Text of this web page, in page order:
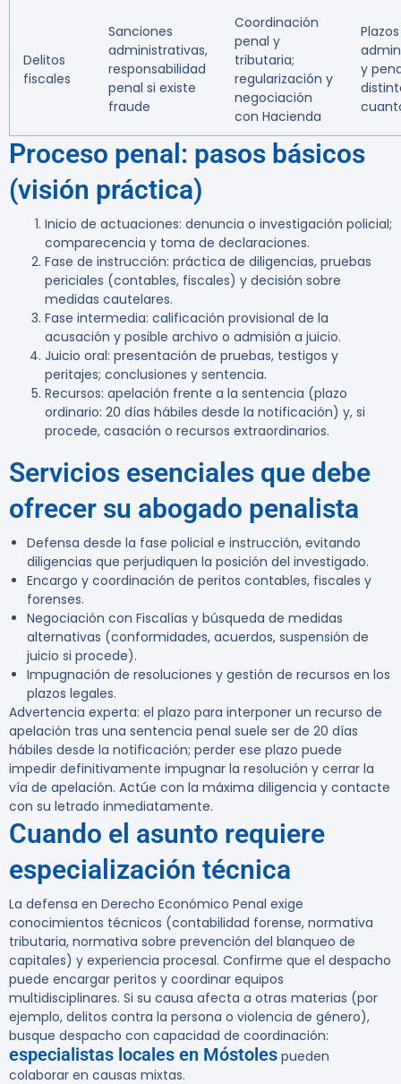
Delitos
fiscales
Sanciones
administrativas,
responsabilidad
penal si existe
fraude
Coordinación
penal y
tributaria;
regularización y
negociación
con Hacienda
Plazos
y
Proceso penal: pasos básicos
(visión práctica)
Inicio de actuaciones: denuncia o investigación policial;
comparecencia y toma de declaraciones.
Fase de instrucción: práctica de diligencias, pruebas
periciales (contables, fiscales) y decisión sobre
medidas cautelares.
Fase intermedia: calificación provisional de la
acusación y posible archivo o admisión a juicio.
Juicio oral: presentación de pruebas, testigos y
peritajes; conclusiones y sentencia.
Recursos: apelación frente a la sentencia (plazo
ordinario: 20 días hábiles desde la notificación) y, si
procede, casación o recursos extraordinarios.
Servicios esenciales que debe
ofrecer su abogado penalista
Defensa desde la fase policial e instrucción, evitando
diligencias que perjudiquen la posición del investigado.
Encargo y coordinación de peritos contables, fiscales y
forenses.
Negociación con Fiscalías y búsqueda de medidas
alternativas (conformidades, acuerdos, suspensión de
juicio si procede).
Impugnación de resoluciones y gestión de recursos en los
plazos legales.
Advertencia experta: el plazo para interponer un recurso de
apelación tras una sentencia penal suele ser de 20 días
hábiles desde la notificación; perder ese plazo puede
impedir definitivamente impugnar la resolución y cerrar la
vía de apelación. Actúe con la máxima diligencia y contacte
con su letrado inmediatamente.
Cuando el asunto requiere
especialización técnica
La defensa en Derecho Económico Penal exige
conocimientos técnicos (contabilidad forense, normativa
tributaria, normativa sobre prevención del blanqueo de
capitales) y experiencia procesal. Confirme que el despacho
puede encargar peritos y coordinar equipos
multidisciplinares. Si su causa afecta a otras materias (por
ejemplo, delitos contra la persona o violencia de género),
busque despacho con capacidad de coordinación:
especialistas locales en Móstoles pueden
colaborar en causas mixtas.